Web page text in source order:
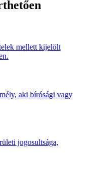
mellett kijelölt
aki bírósági vagy
jogosultsága,